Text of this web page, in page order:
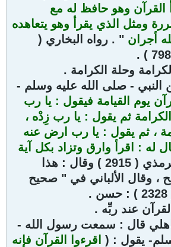
القرآن وهو حافظ له مع
ومثل الذي يقرأ وهو يتعاهده
أجران " . رواه البخاري (
- صلى الله عليه وسلم -
يوم القيامة فيقول : يا رب
ثم يقول : يا رب زِدْه ،
، ثم يقول : يا رب ارض عنه
له : اقرأ وارق وتزاد بكل آية
" . رواه الترمذي ( 2915 ) وقال : هذا
وقال الألباني في " صحيح
قال : سمعت رسول الله -
يقول : ( اقرءوا القرآن فإنه